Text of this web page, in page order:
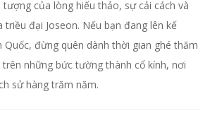
của lòng hiếu thảo, sự cải cách và
đại Joseon. Nếu bạn đang lên kế
Quốc, đừng quên dành thời gian ghé thăm
những bức tường thành cổ kính, nơi
sử hàng trăm năm.